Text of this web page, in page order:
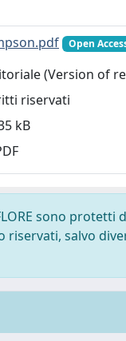
Open
(Version of
riservati
kB
sono protetti
salvo